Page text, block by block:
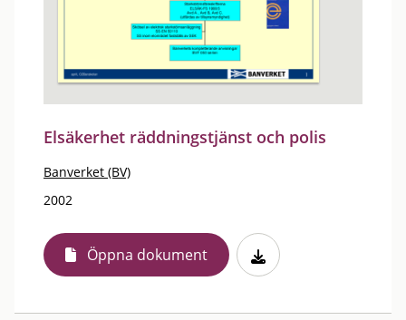
Elsäkerhet räddningstjänst och polis
Banverket (BV)
2002
Öppna dokument